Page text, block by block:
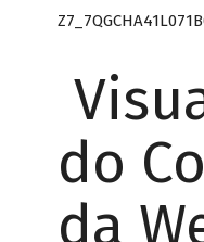
do
da